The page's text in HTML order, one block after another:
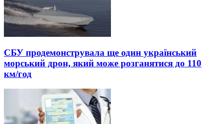
СБУ продемонструвала ще один український
морський дрон, який може розганятися до 110
км/год